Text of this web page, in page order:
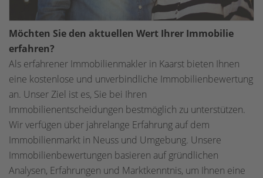
Möchten Sie den aktuellen Wert Ihrer Immobilie
erfahren?
Als erfahrener Immobilienmakler in Kaarst bieten Ihnen
eine kostenlose und unverbindliche Immobilienbewertung
an. Unser Ziel ist es, Sie bei Ihren
Immobilienentscheidungen bestmöglich zu unterstützen.
Wir verfügen über jahrelange Erfahrung auf dem
Immobilienmarkt in Neuss und Umgebung. Unsere
Immobilienbewertungen basieren auf gründlichen
Analysen, Erfahrungen und Marktkenntnis, um Ihnen eine